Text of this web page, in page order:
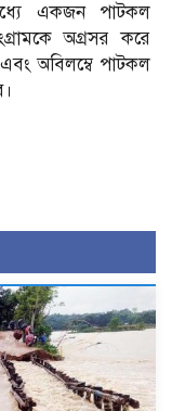
একজন পাটকল
অগ্রসর করে
অবিলম্বে পাটকল